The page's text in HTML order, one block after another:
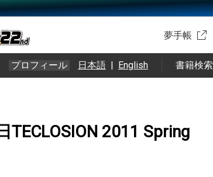
夢手帳
プロフィール 日本語 | English 書籍検索
TECLOSION 2011 Spring